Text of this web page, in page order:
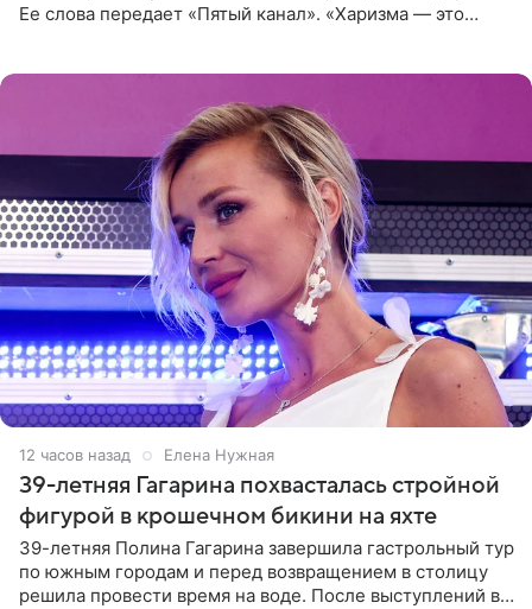
Ее слова передает «Пятый канал». «Харизма — это
12 часов назад Елена Нужная
39-летняя Гагарина похвасталась стройной
фигурой в крошечном бикини на яхте
39-летняя Полина Гагарина завершила гастрольный тур
по южным городам и перед возвращением в столицу
решила провести время на воде. После выступлений в